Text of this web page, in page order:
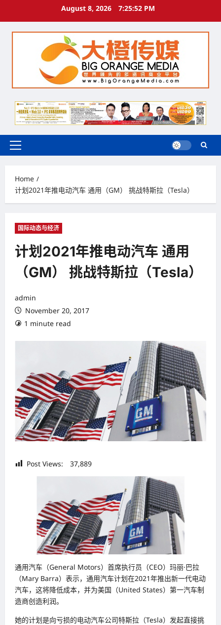
August 8, 2026 7:25:53 PM
Primary
Home
计划2021年推电动汽车 通用（GM） 挑战特斯拉（Tesla）
国际动态与经济
计划2021年推电动汽车 通用
（GM） 挑战特斯拉（Tesla）
admin
November 20, 2017
1 minute read
Post Views: 37,889
通用汽车（General Motors）首席执行员（CEO）玛丽·巴拉
（Mary Barra）表示，通用汽车计划在2021年推出新一代电动
汽车，这将降低成本，并为美国（United States）第一汽车制
造商创造利润。
她的计划是向亏损的电动汽车公司特斯拉（Tesla）发起直接挑